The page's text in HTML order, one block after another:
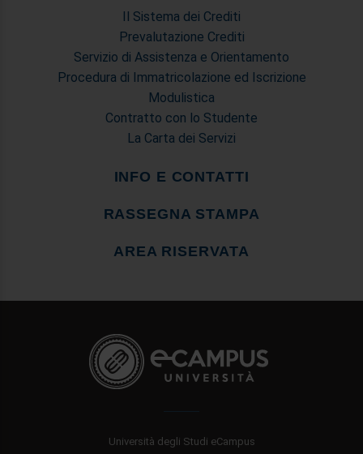
Il Sistema dei Crediti
Prevalutazione Crediti
Servizio di Assistenza e Orientamento
Procedura di Immatricolazione ed Iscrizione
Modulistica
Contratto con lo Studente
La Carta dei Servizi
INFO E CONTATTI
RASSEGNA STAMPA
AREA RISERVATA
Università degli Studi eCampus